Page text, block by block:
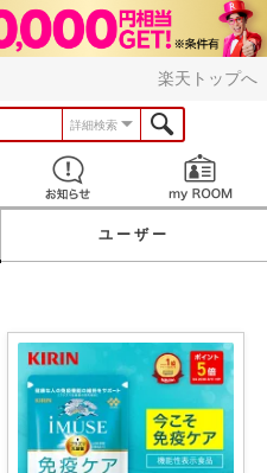
楽天トップへ
詳細検索
見つける お知らせ
ユーザー